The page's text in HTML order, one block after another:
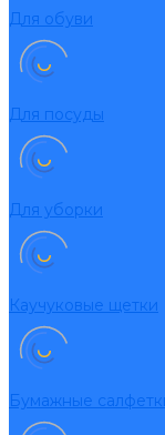
Для обуви
Для посуды
Для уборки
Каучуковые щетки
Бумажные